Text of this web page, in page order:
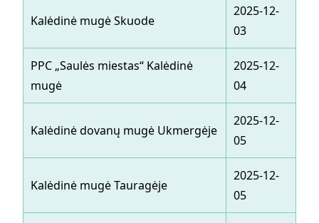
Kalėdinė mugė Skuode
2025-12-
03
PPC „Saulės miestas“ Kalėdinė
mugė
2025-12-
04
Kalėdinė dovanų mugė Ukmergėje
2025-12-
05
Kalėdinė mugė Tauragėje
2025-12-
05